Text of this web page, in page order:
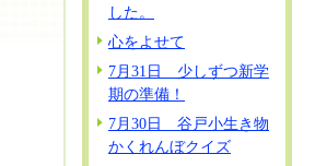
した。
心をよせて
7月31日 少しずつ新学
期の準備！
7月30日 谷戸小生き物
かくれんぼクイズ